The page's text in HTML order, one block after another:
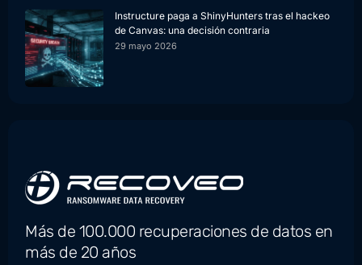
Instructure paga a ShinyHunters tras el hackeo
de Canvas: una decisión contraria
29 mayo 2026
Más de 100.000 recuperaciones de datos en
más de 20 años